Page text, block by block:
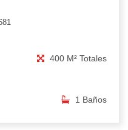
400 M² Totales
1 Baños